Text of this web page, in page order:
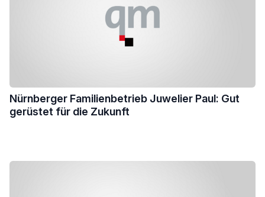
Nürnberger Familienbetrieb Juwelier Paul: Gut
gerüstet für die Zukunft